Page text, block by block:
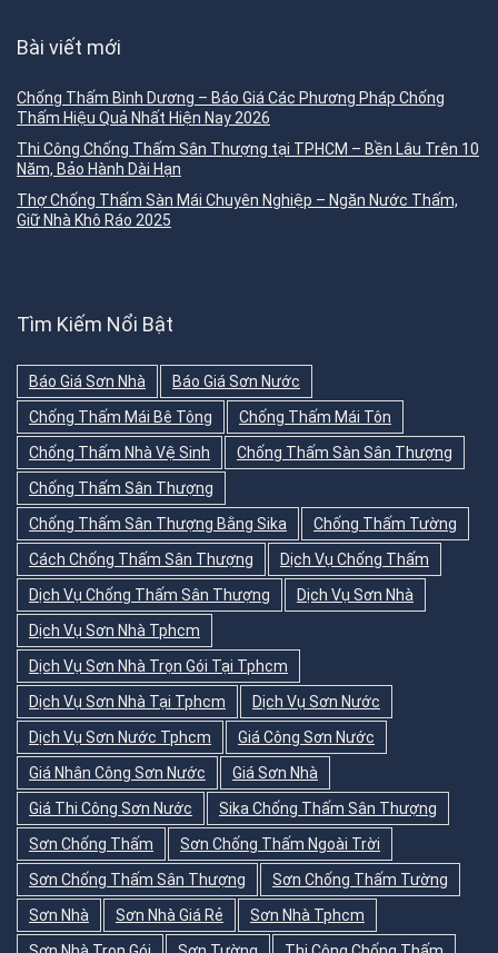
Bài viết mới
Chống Thấm Bình Dương – Báo Giá Các Phương Pháp Chống
Thấm Hiệu Quả Nhất Hiện Nay 2026
Thi Công Chống Thấm Sân Thượng tại TPHCM – Bền Lâu Trên 10
Năm, Bảo Hành Dài Hạn
Thợ Chống Thấm Sàn Mái Chuyên Nghiệp – Ngăn Nước Thấm,
Giữ Nhà Khô Ráo 2025
Tìm Kiếm Nổi Bật
Báo Giá Sơn Nhà
Báo Giá Sơn Nước
Chống Thấm Mái Bê Tông
Chống Thấm Mái Tôn
Chống Thấm Nhà Vệ Sinh
Chống Thấm Sàn Sân Thượng
Chống Thấm Sân Thượng
Chống Thấm Sân Thượng Bằng Sika
Chống Thấm Tường
Cách Chống Thấm Sân Thượng
Dịch Vụ Chống Thấm
Dịch Vụ Chống Thấm Sân Thượng
Dịch Vụ Sơn Nhà
Dịch Vụ Sơn Nhà Tphcm
Dịch Vụ Sơn Nhà Trọn Gói Tại Tphcm
Dịch Vụ Sơn Nhà Tại Tphcm
Dịch Vụ Sơn Nước
Dịch Vụ Sơn Nước Tphcm
Giá Công Sơn Nước
Giá Nhân Công Sơn Nước
Giá Sơn Nhà
Giá Thi Công Sơn Nước
Sika Chống Thấm Sân Thượng
Sơn Chống Thấm
Sơn Chống Thấm Ngoài Trời
Sơn Chống Thấm Sân Thượng
Sơn Chống Thấm Tường
Sơn Nhà
Sơn Nhà Giá Rẻ
Sơn Nhà Tphcm